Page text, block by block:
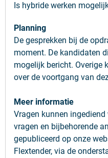
Is hybride werken
Planning
De gesprekken bij de
moment. De kandidaten
mogelijk bericht. Overige
over de voortgang van
Meer informatie
Vragen kunnen
vragen en bijbehorende
gepubliceerd op onze
Flextender, via de